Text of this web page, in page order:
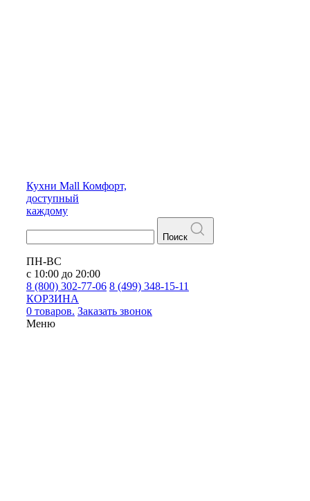
Кухни Mall Комфорт,
доступный
каждому
Поиск
ПН-ВС
с 10:00 до 20:00
8 (800) 302-77-06 8 (499) 348-15-11
КОРЗИНА
0 товаров. Заказать звонок
Меню